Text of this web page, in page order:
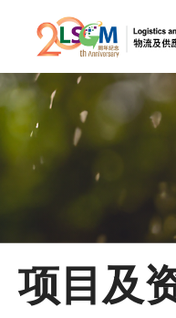
跳到内容（
主页
关于LSCM
项目及